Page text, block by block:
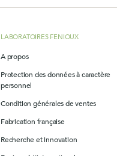
LABORATOIRES FENIOUX
A propos
Protection des données à caractère
personnel
Condition générales de ventes
Fabrication française
Recherche et innovation